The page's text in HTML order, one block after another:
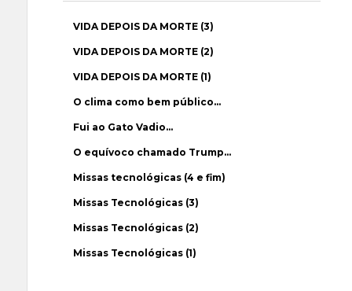
VIDA DEPOIS DA MORTE (3)
VIDA DEPOIS DA MORTE (2)
VIDA DEPOIS DA MORTE (1)
O clima como bem público…
Fui ao Gato Vadio…
O equívoco chamado Trump…
Missas tecnológicas (4 e fim)
Missas Tecnológicas (3)
Missas Tecnológicas (2)
Missas Tecnológicas (1)